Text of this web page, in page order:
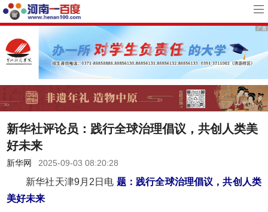
新华社评论员：践行全球治理倡议，共创人类美
好未来
新华网 2025-09-03 08:20:28
新华社天津9月2日电 题：践行全球治理倡议，共创人类
美好未来